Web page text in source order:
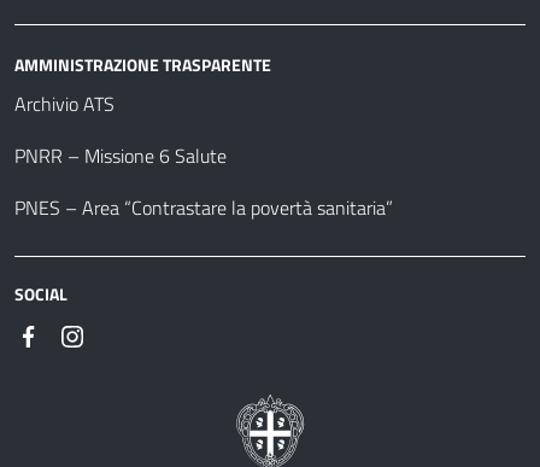
AMMINISTRAZIONE TRASPARENTE
Archivio ATS
PNRR – Missione 6 Salute
PNES – Area “Contrastare la povertà sanitaria”
SOCIAL